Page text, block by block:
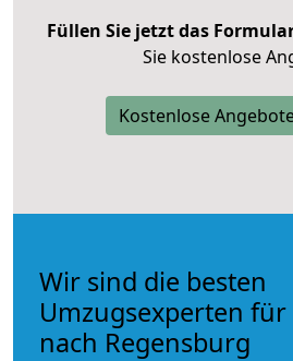
Füllen Sie jetzt das
Sie kostenlose
Kostenlose
Wir sind die besten
Umzugsexperten
nach Regensburg